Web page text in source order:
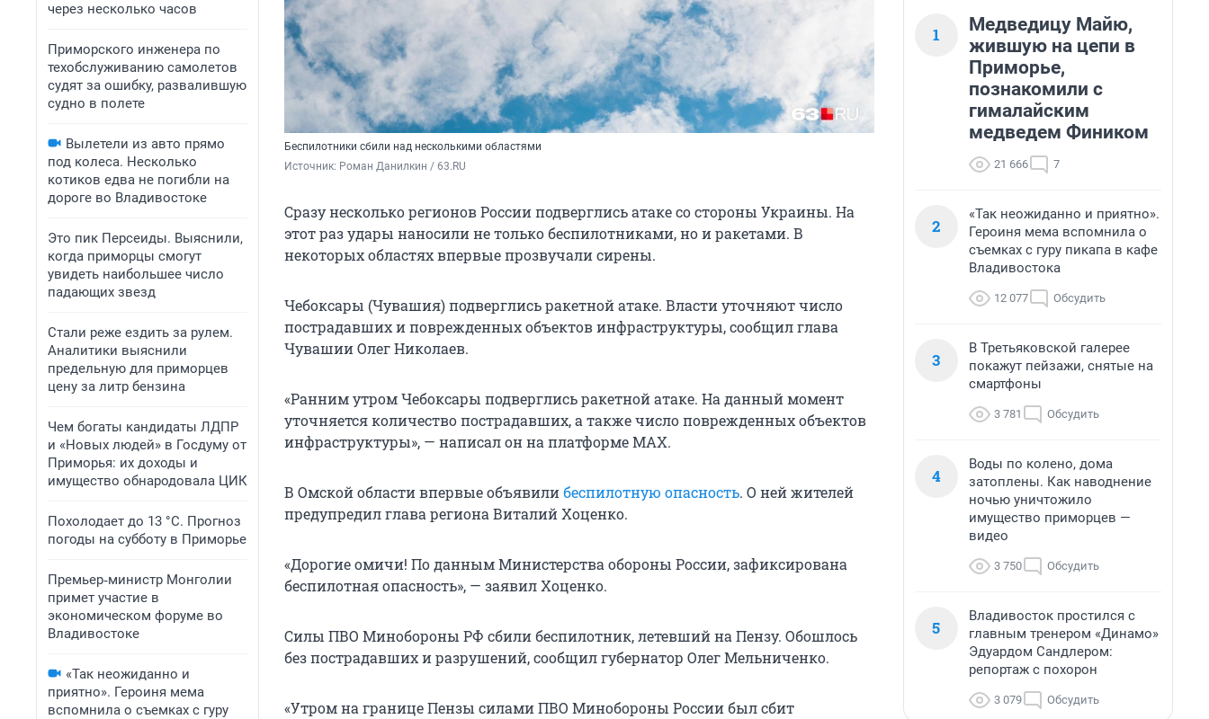
через несколько часов
Приморского инженера по
техобслуживанию самолетов
судят за ошибку, развалившую
судно в полете
Вылетели из авто прямо
под колеса. Несколько
котиков едва не погибли на
дороге во Владивостоке
Это пик Персеиды. Выяснили,
когда приморцы смогут
увидеть наибольшее число
падающих звезд
Стали реже ездить за рулем.
Аналитики выяснили
предельную для приморцев
цену за литр бензина
Чем богаты кандидаты ЛДПР
и «Новых людей» в Госдуму от
Приморья: их доходы и
имущество обнародовала ЦИК
Похолодает до 13 °C. Прогноз
погоды на субботу в Приморье
Премьер‑министр Монголии
примет участие в
экономическом форуме во
Владивостоке
«Так неожиданно и
приятно». Героиня мема
вспомнила о съемках с гуру
Беспилотники сбили над несколькими областями
Источник: Роман Данилкин / 63.RU
Сразу несколько регионов России подверглись атаке со стороны Украины. На
этот раз удары наносили не только беспилотниками, но и ракетами. В
некоторых областях впервые прозвучали сирены.
Чебоксары (Чувашия) подверглись ракетной атаке. Власти уточняют число
пострадавших и поврежденных объектов инфраструктуры, сообщил глава
Чувашии Олег Николаев.
«Ранним утром Чебоксары подверглись ракетной атаке. На данный момент
уточняется количество пострадавших, а также число поврежденных объектов
инфраструктуры», — написал он на платформе MAX.
В Омской области впервые объявилибеспилотную опасность. О ней жителей
предупредил глава региона Виталий Хоценко.
«Дорогие омичи! По данным Министерства обороны России, зафиксирована
беспилотная опасность», — заявил Хоценко.
Силы ПВО Минобороны РФ сбили беспилотник, летевший на Пензу. Обошлось
без пострадавших и разрушений, сообщил губернатор Олег Мельниченко.
«Утром на границе Пензы силами ПВО Минобороны России был сбит
1
Медведицу Майю,
жившую на цепи в
Приморье,
познакомили с
гималайским
медведем Фиником
21 666 7
2
«Так неожиданно и приятно».
Героиня мема вспомнила о
съемках с гуру пикапа в кафе
Владивостока
12 077 Обсудить
3
В Третьяковской галерее
покажут пейзажи, снятые на
смартфоны
3 781 Обсудить
4
Воды по колено, дома
затоплены. Как наводнение
ночью уничтожило
имущество приморцев —
видео
3 750 Обсудить
5
Владивосток простился с
главным тренером «Динамо»
Эдуардом Сандлером:
репортаж с похорон
3 079 Обсудить